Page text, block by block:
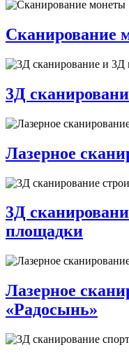
Сканирование
3Д
Лазерное
3Д
площадки
Лазерное
«Радосынь»